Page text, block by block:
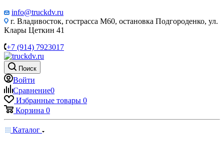
info@truckdv.ru
г. Владивосток, гострасса М60, остановка Подгороденко, ул.
Клары Цеткин 41
+7 (914) 7923017
Поиск
Войти
Сравнение0
Избранные товары 0
Корзина 0
Каталог